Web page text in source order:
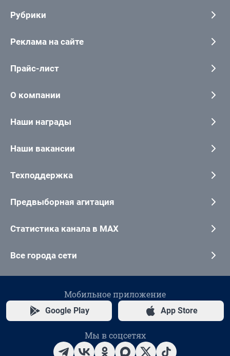
Рубрики
Реклама на сайте
Прайс-лист
О компании
Наши награды
Наши вакансии
Техподдержка
Предвыборная агитация
Статистика канала в MAX
Все города сети
Мобильное приложение
Google Play App Store
Мы в соцсетях